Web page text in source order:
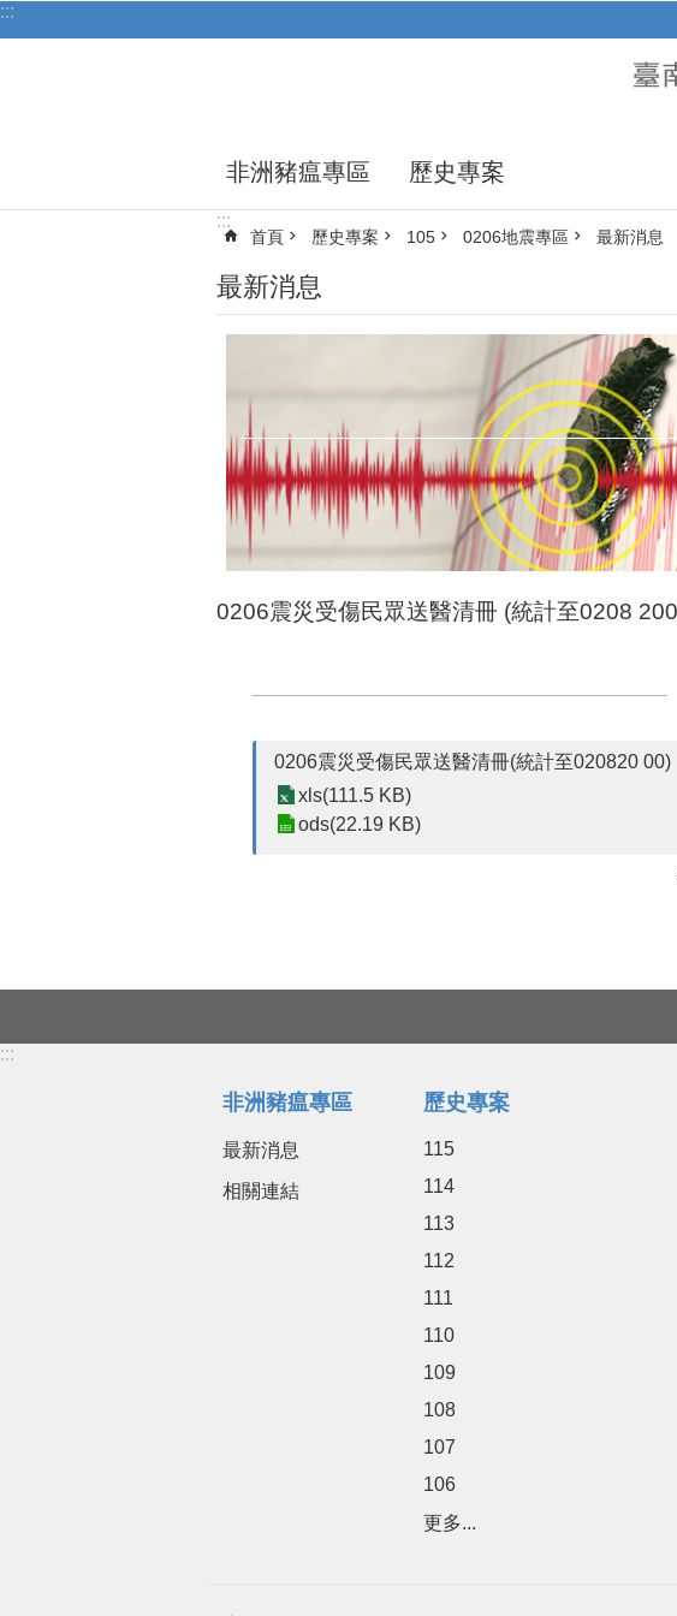
跳到主要內容區塊
:::
非洲豬瘟專區 歷史專案
:::
首頁 歷史專案 105 0206地震專區 最新消息
最新消息
0206震災受傷民眾送醫清冊 (統計至0208
0206震災受傷民眾送醫清冊(統計至020820 00)
xls(111.5 KB)
ods(22.19 KB)
:::
非洲豬瘟專區
最新消息
相關連結
歷史專案
115
114
113
112
111
110
109
108
107
106
更多...